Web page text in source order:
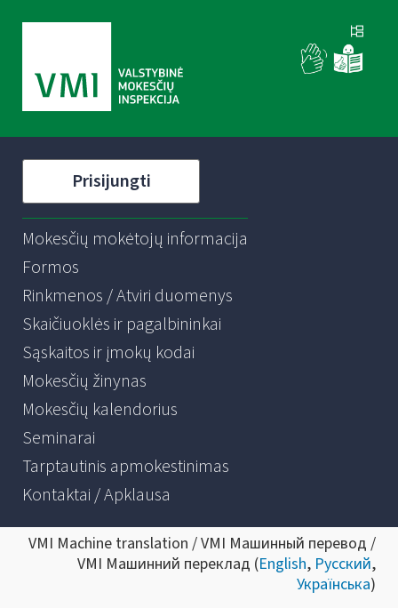
Prisijungti
Mokesčių mokėtojų informacija
Formos
Rinkmenos / Atviri duomenys
Skaičiuoklės ir pagalbininkai
Sąskaitos ir įmokų kodai
Mokesčių žinynas
Mokesčių kalendorius
Seminarai
Tarptautinis apmokestinimas
Kontaktai / Apklausa
VMI Machine translation / VMI Машинный перевод /
VMI Машинний переклад (English, Русский,
Українська)